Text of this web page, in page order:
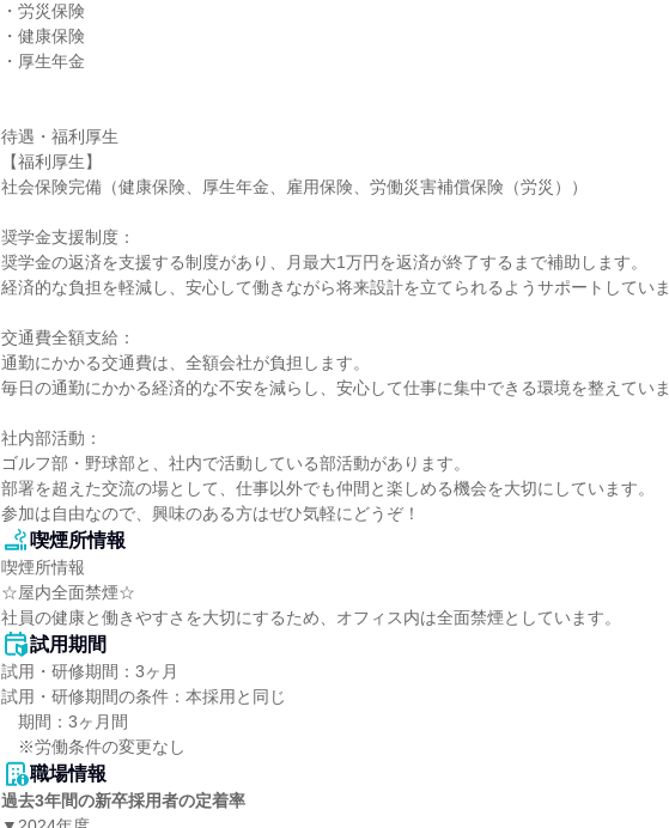
・労災保険
・健康保険
・厚生年金
待遇・福利厚生
【福利厚生】
社会保険完備（健康保険、厚生年金、雇用保険、労働災害補償保険（労災））
奨学金支援制度：
奨学金の返済を支援する制度があり、月最大1万円を返済が終了するまで補助します。
経済的な負担を軽減し、安心して働きながら将来設計を立てられるようサポートしてい
交通費全額支給：
通勤にかかる交通費は、全額会社が負担します。
毎日の通勤にかかる経済的な不安を減らし、安心して仕事に集中できる環境を整えてい
社内部活動：
ゴルフ部・野球部と、社内で活動している部活動があります。
部署を超えた交流の場として、仕事以外でも仲間と楽しめる機会を大切にしています。
参加は自由なので、興味のある方はぜひ気軽にどうぞ！
喫煙所情報
喫煙所情報
☆屋内全面禁煙☆
社員の健康と働きやすさを大切にするため、オフィス内は全面禁煙としています。
試用期間
試用・研修期間：3ヶ月
試用・研修期間の条件：本採用と同じ
期間：3ヶ月間
職場情報
過去3年間の新卒採用者の定着率